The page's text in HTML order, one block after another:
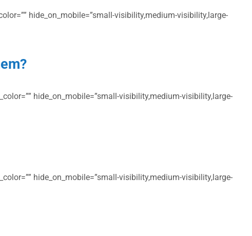
hide_on_mobile=”small-visibility,medium-visibility,large-
hide_on_mobile=”small-visibility,medium-visibility,large-
hide_on_mobile=”small-visibility,medium-visibility,large-